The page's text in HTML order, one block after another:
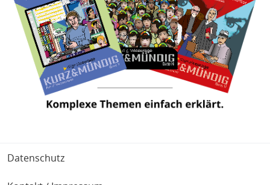
Fußbereich
Datenschutz